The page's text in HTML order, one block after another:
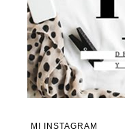
MI INSTAGRAM